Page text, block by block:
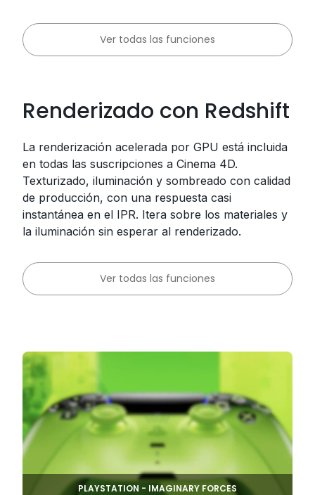
Ver todas las funciones
Renderizado con Redshift
La renderización acelerada por GPU está incluida
en todas las suscripciones a Cinema 4D.
Texturizado, iluminación y sombreado con calidad
de producción, con una respuesta casi
instantánea en el IPR. Itera sobre los materiales y
la iluminación sin esperar al renderizado.
Ver todas las funciones
PLAYSTATION - IMAGINARY FORCES